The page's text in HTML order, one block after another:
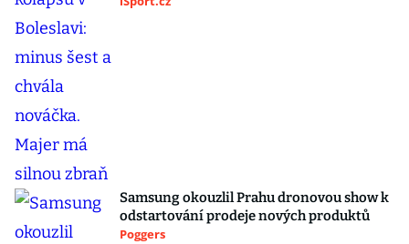
Samsung okouzlil Prahu dronovou show k
odstartování prodeje nových produktů
Poggers